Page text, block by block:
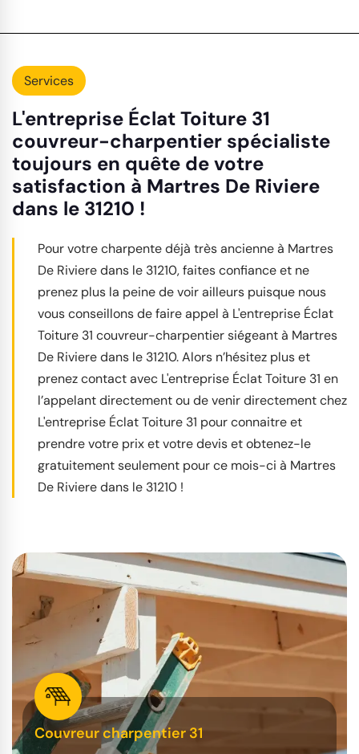
Services
L'entreprise Éclat Toiture 31
couvreur-charpentier spécialiste
toujours en quête de votre
satisfaction à Martres De Riviere
dans le 31210 !
Pour votre charpente déjà très ancienne à Martres
De Riviere dans le 31210, faites confiance et ne
prenez plus la peine de voir ailleurs puisque nous
vous conseillons de faire appel à L'entreprise Éclat
Toiture 31 couvreur-charpentier siégeant à Martres
De Riviere dans le 31210. Alors n’hésitez plus et
prenez contact avec L'entreprise Éclat Toiture 31 en
l’appelant directement ou de venir directement chez
L'entreprise Éclat Toiture 31 pour connaitre et
prendre votre prix et votre devis et obtenez-le
gratuitement seulement pour ce mois-ci à Martres
De Riviere dans le 31210 !
Couvreur charpentier 31